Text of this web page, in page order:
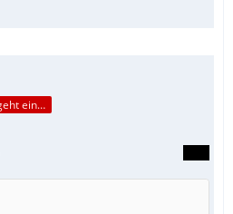
Auch am Arsch geht ein Weg vorbei...